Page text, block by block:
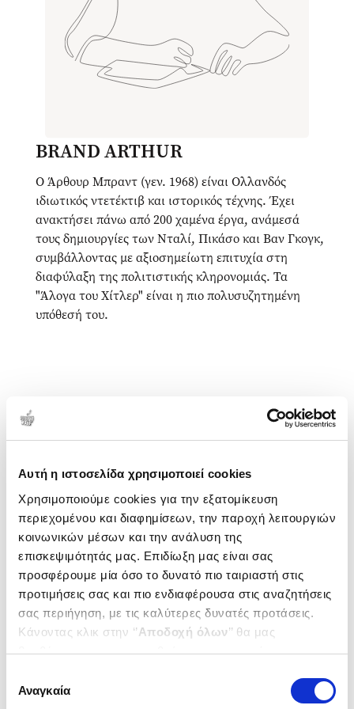
Αυτή η ιστοσελίδα χρησιμοποιεί cookies
Χρησιμοποιούμε cookies για την εξατομίκευση
περιεχομένου και διαφημίσεων, την παροχή λειτουργιών
κοινωνικών μέσων και την ανάλυση της
επισκεψιμότητάς μας. Επιδίωξη μας είναι σας
προσφέρουμε μία όσο το δυνατό πιο ταιριαστή στις
προτιμήσεις σας και πιο ενδιαφέρουσα στις αναζητήσεις
σας περιήγηση, με τις καλύτερες δυνατές προτάσεις.
Κάνοντας κλικ στην ‘’Αποδοχή όλων’’ θα μας
βοηθήσετε να ανταποκριθούμε στα παραπάνω.
ενδιαφέρουν και να επιλέξετε από τα παρακάτω με την
συγκατάθεσης
Αναγκαία
BRAND ARTHUR
O Άρθουρ Μπραντ (γεν. 1968) είναι Ολλανδός
ιδιωτικός ντετέκτιβ και ιστορικός τέχνης. Έχει
ανακτήσει πάνω από 200 χαμένα έργα, ανάμεσά
τους δημιουργίες των Νταλί, Πικάσο και Βαν Γκογκ,
συμβάλλοντας με αξιοσημείωτη επιτυχία στη
διαφύλαξη της πολιτιστικής κληρονομιάς. Τα
"Άλογα του Χίτλερ" είναι η πιο πολυσυζητημένη
υπόθεσή του.